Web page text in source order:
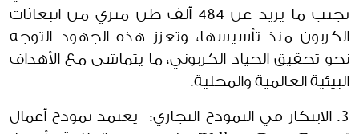
تجنب ما يزيد عن 484 ألف طن متري من انبعاثات
الكربون منذ تأسيسها، وتعزز هذه الجهود التوجه
نحو تحقيق الحياد الكربوني، ما يتماشى مع الأهداف
البيئية العالمية والمحلية.
3. الابتكار في النموذج التجاري: يعتمد نموذج أعمال